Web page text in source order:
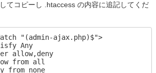
てコピーし .htaccess の内容に追記してくだ
"(admin-ajax.php)$">